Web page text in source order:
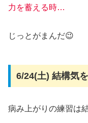
力を蓄える時…
じっとがまんだ😉
6/24(土) 結構気
病み上がりの練習は